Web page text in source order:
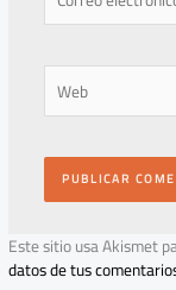
electrónico*
Web
Este sitio usa Akismet
datos de tus